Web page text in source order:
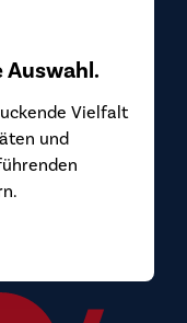
Auswahl.
Vielfalt
und